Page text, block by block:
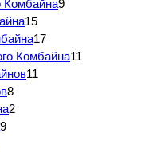
Комбайна9
15
17
Комбайна11
11
8
2
9